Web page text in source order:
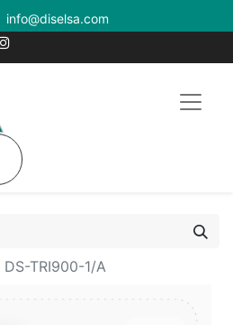
info@diselsa.com
DS-TRI900-1/A